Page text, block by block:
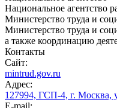
Национальное агентство
Министерство труда и
Министерство труда и
а также координацию
Контакты
Сайт:
mintrud.gov.ru
Адрес:
127994, ГСП-4, г. Москва,
E-mail: